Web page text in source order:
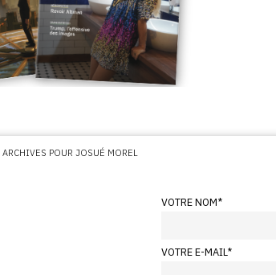
ARCHIVES POUR JOSUÉ MOREL
VOTRE NOM*
VOTRE E-MAIL*